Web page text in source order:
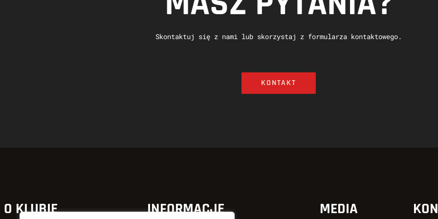
Skontaktuj się z nami lub skorzystaj z formularza kontaktowego.
KONTAKT
O KLUBIE INFORMACJE MEDIA